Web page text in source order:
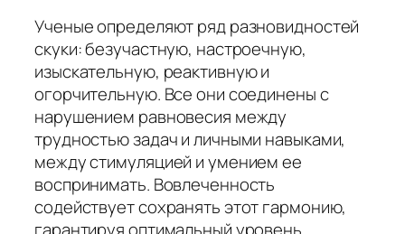
Ученые определяют ряд разновидностей
скуки: безучастную, настроечную,
изыскательную, реактивную и
огорчительную. Все они соединены с
нарушением равновесия между
трудностью задач и личными навыками,
между стимуляцией и умением ее
воспринимать. Вовлеченность
содействует сохранять этот гармонию,